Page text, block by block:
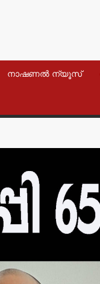
നാഷണൽ ന്യൂസ്